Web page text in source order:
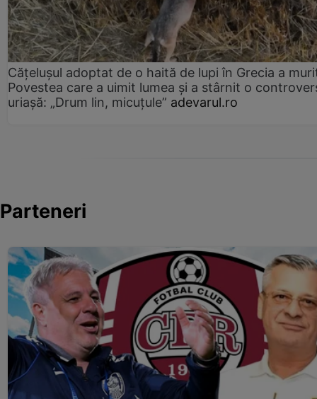
Cățelușul adoptat de o haită de lupi în Grecia a
Povestea care a uimit lumea și a stârnit o
uriașă: „Drum lin, micuțule” adevarul.ro
Parteneri